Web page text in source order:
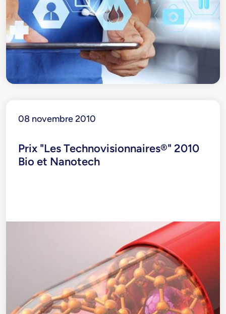
08 novembre 2010
Prix "Les Technovisionnaires®" 2010
Bio et Nanotech